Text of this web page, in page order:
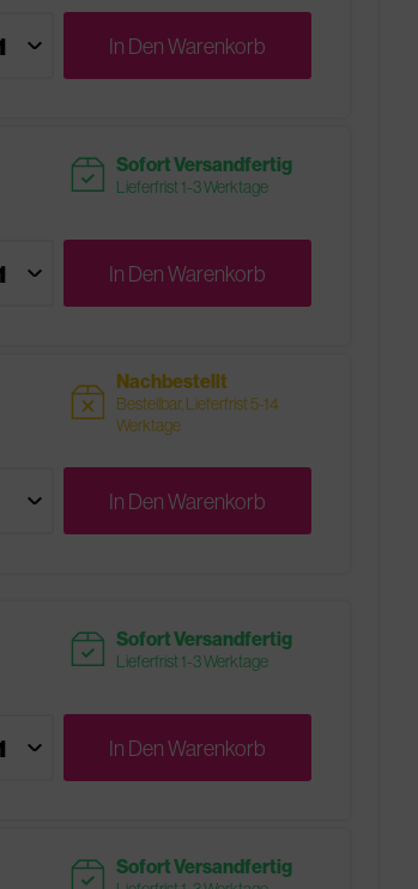
In DenWarenkorb
readytoship Sofort Versandfertig
Lieferfrist 1-3 Werktage
In DenWarenkorb
sold Nachbestellt
Bestellbar, Lieferfrist 5-14
Werktage
In DenWarenkorb
readytoship Sofort Versandfertig
Lieferfrist 1-3 Werktage
In DenWarenkorb
readytoship Sofort Versandfertig